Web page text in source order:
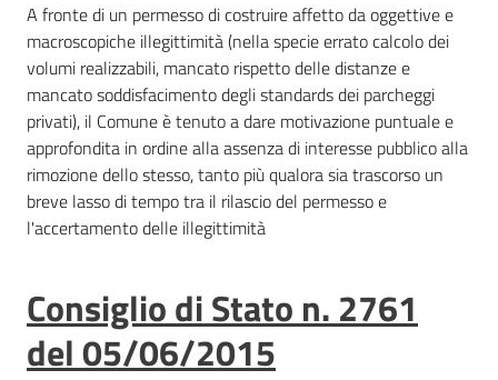
A fronte di un permesso di costruire affetto da oggettive e
macroscopiche illegittimità (nella specie errato calcolo dei
volumi realizzabili, mancato rispetto delle distanze e
mancato soddisfacimento degli standards dei parcheggi
privati), il Comune è tenuto a dare motivazione puntuale e
approfondita in ordine alla assenza di interesse pubblico alla
rimozione dello stesso, tanto più qualora sia trascorso un
breve lasso di tempo tra il rilascio del permesso e
l'accertamento delle illegittimità
Consiglio di Stato n. 2761
del 05/06/2015